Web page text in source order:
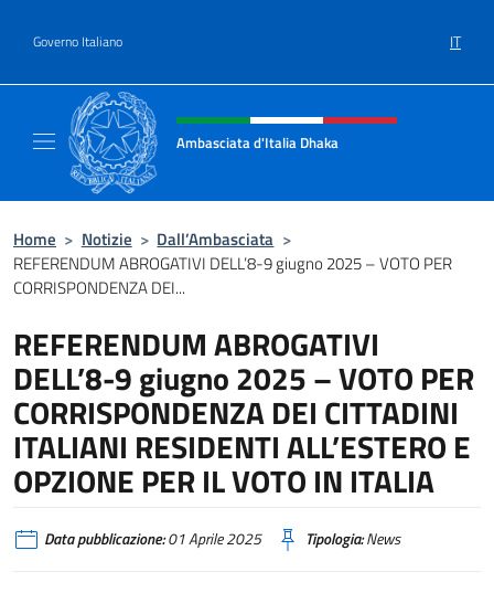
Governo Italiano IT
Intestazione sito, social e menù
Ambasciata d'Italia Dhaka
Home > Notizie > Dall’Ambasciata >
REFERENDUM ABROGATIVI DELL’8-9 giugno 2025 – VOTO PER
CORRISPONDENZA DEI...
REFERENDUM ABROGATIVI
DELL’8-9 giugno 2025 – VOTO PER
CORRISPONDENZA DEI CITTADINI
ITALIANI RESIDENTI ALL’ESTERO E
OPZIONE PER IL VOTO IN ITALIA
Data pubblicazione:01 Aprile 2025 Tipologia:News